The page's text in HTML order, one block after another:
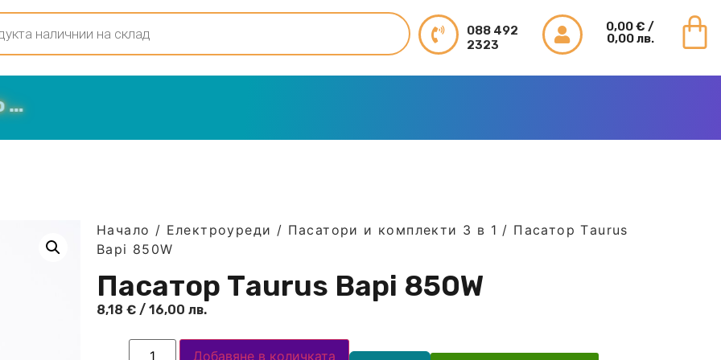
088 492
2323
0,00€ /
0,00 лв.
Начало / Електроуреди / Пасатори и комплекти 3 в 1 / Пасатор Тaurus
Bapi 850W
Пасатор Тaurus Bapi 850W
8,18 € / 16,00 лв.
Добавяне в количката